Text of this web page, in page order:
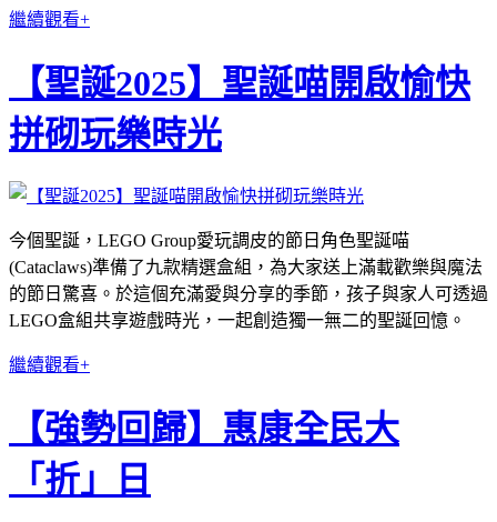
繼續觀看+
【聖誕2025】聖誕喵開啟愉快
拼砌玩樂時光
今個聖誕，LEGO Group愛玩調皮的節日角色聖誕喵
(Cataclaws)準備了九款精選盒組，為大家送上滿載歡樂與魔法
的節日驚喜。於這個充滿愛與分享的季節，孩子與家人可透過
LEGO盒組共享遊戲時光，一起創造獨一無二的聖誕回憶。
繼續觀看+
【強勢回歸】惠康全民大
「折」日